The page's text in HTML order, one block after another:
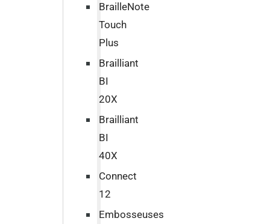
BrailleNote
Touch
Plus
Brailliant
BI
20X
Brailliant
BI
40X
Connect
12
Embosseuses